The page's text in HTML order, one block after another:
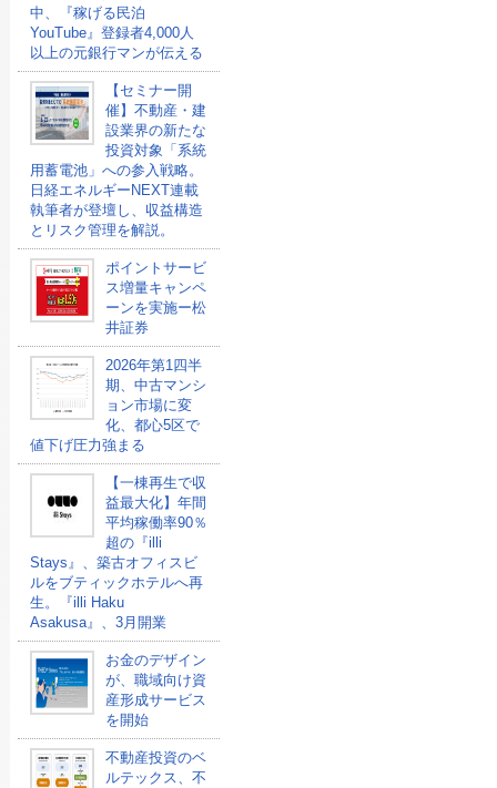
中、『稼げる民泊
YouTube』登録者4,000人
以上の元銀行マンが伝える
【セミナー開
催】不動産・建
設業界の新たな
投資対象「系統
用蓄電池」への参入戦略。
日経エネルギーNEXT連載
執筆者が登壇し、収益構造
とリスク管理を解説。
ポイントサービ
ス増量キャンペ
ーンを実施ー松
井証券
2026年第1四半
期、中古マンシ
ョン市場に変
化、都心5区で
値下げ圧力強まる
【一棟再生で収
益最大化】年間
平均稼働率90％
超の『illi
Stays』、築古オフィスビ
ルをブティックホテルへ再
生。『illi Haku
Asakusa』、3月開業
お金のデザイン
が、職域向け資
産形成サービス
を開始
不動産投資のベ
ルテックス、不